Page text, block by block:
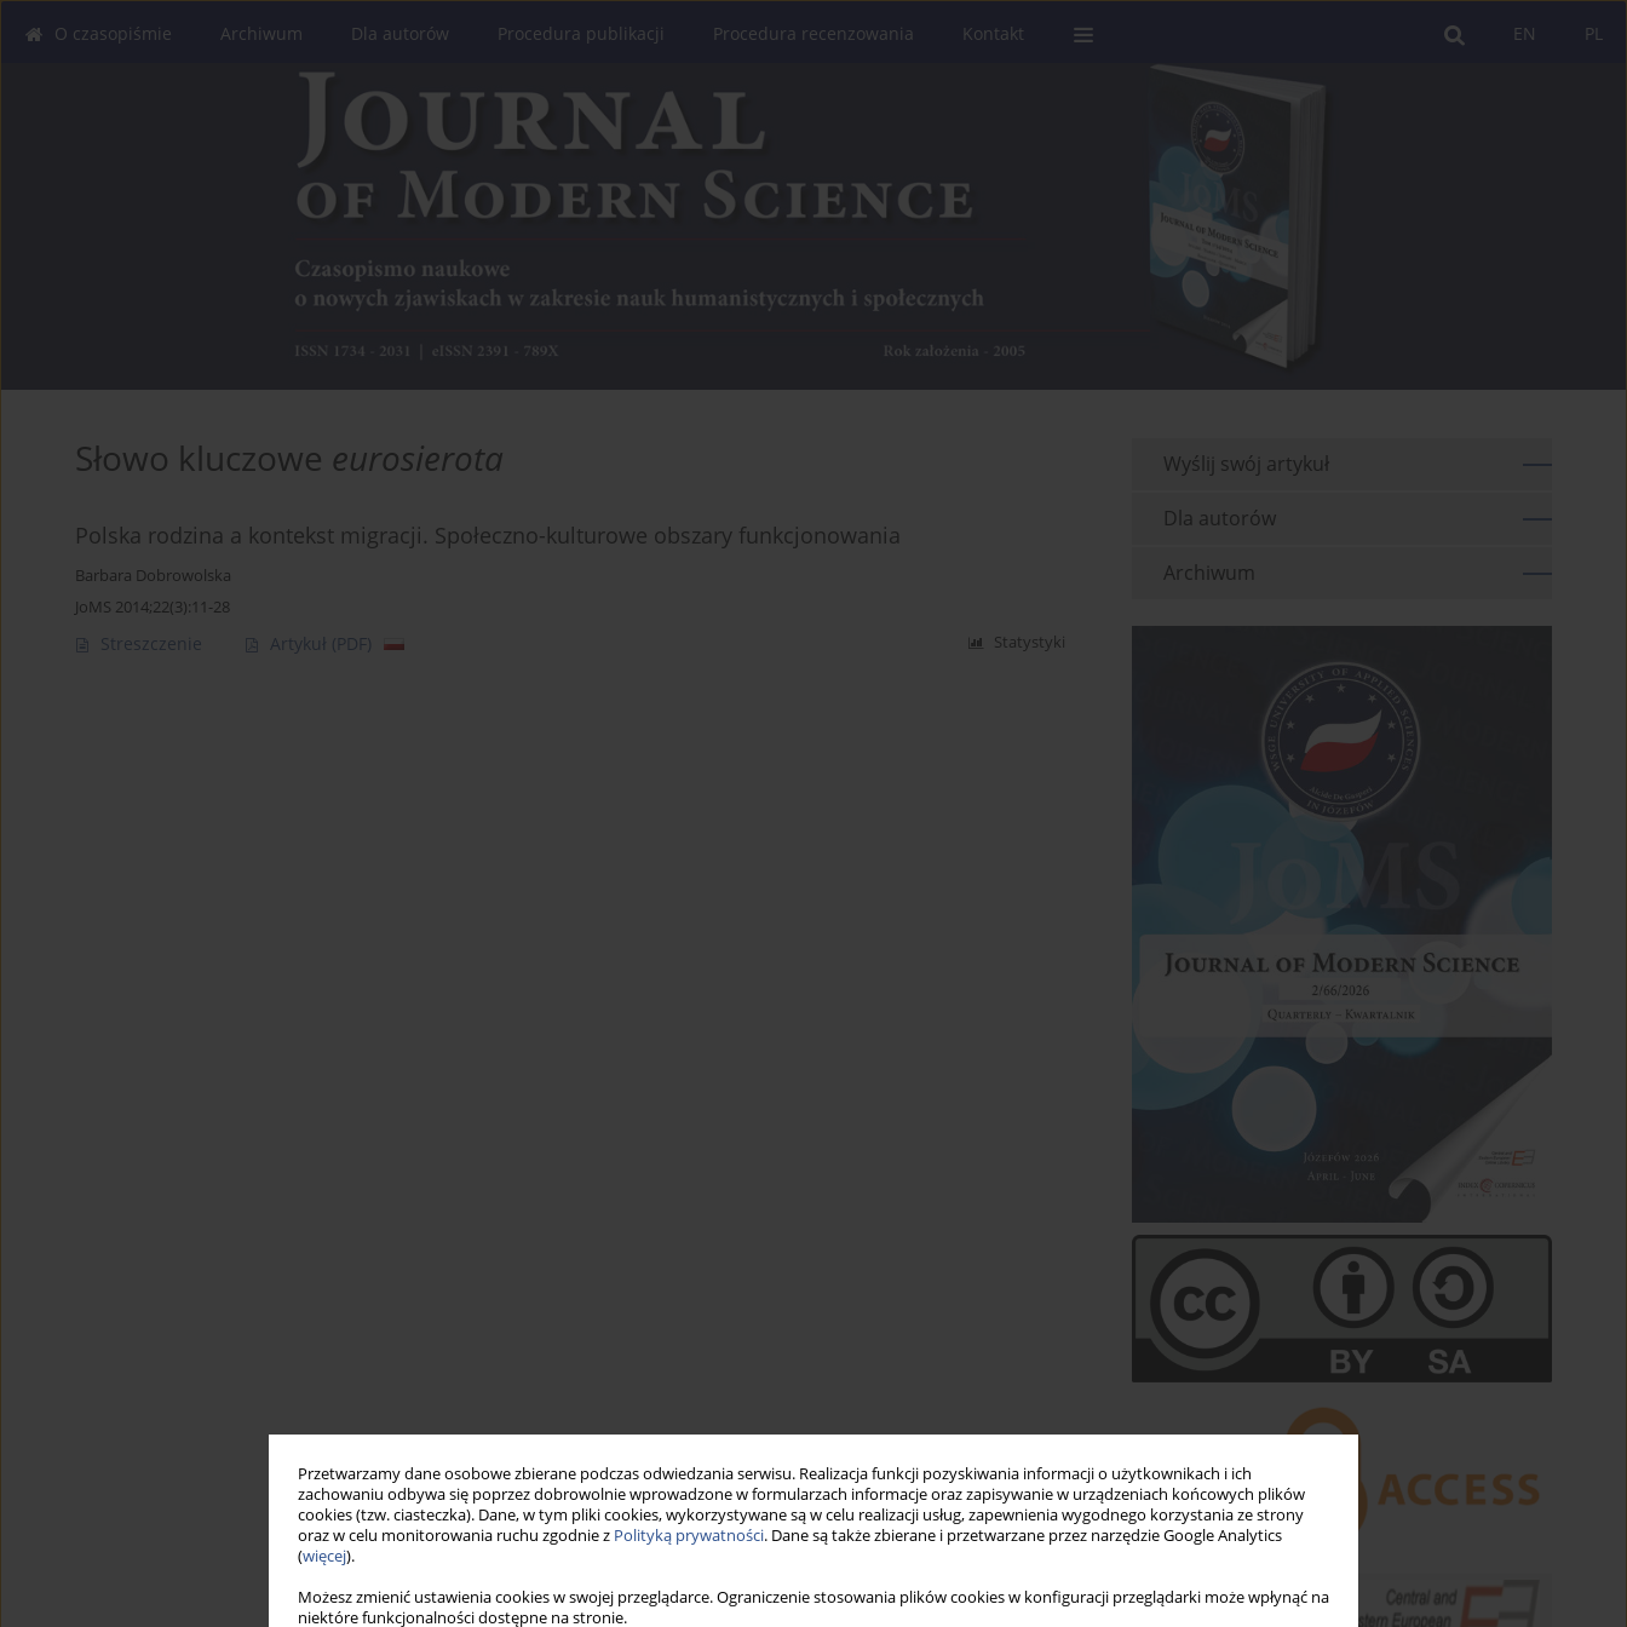
Przetwarzamy dane osobowe zbierane podczas odwiedzania serwisu. Realizacja funkcji pozyskiwania informacji o użytkownikach i ich
zachowaniu odbywa się poprzez dobrowolnie wprowadzone w formularzach informacje oraz zapisywanie w urządzeniach końcowych plików
cookies (tzw. ciasteczka). Dane, w tym pliki cookies, wykorzystywane są w celu realizacji usług, zapewnienia wygodnego korzystania ze strony
oraz w celu monitorowania ruchu zgodnie z Polityką prywatności. Dane są także zbierane i przetwarzane przez narzędzie Google Analytics
(więcej).
Możesz zmienić ustawienia cookies w swojej przeglądarce. Ograniczenie stosowania plików cookies w konfiguracji przeglądarki może wpłynąć na
niektóre funkcjonalności dostępne na stronie.
PL
EN
O czasopiśmie Archiwum Dla autorów Procedura publikacji Procedura recenzowania Kontakt
Słowo kluczowe eurosierota
Polska rodzina a kontekst migracji. Społeczno-kulturowe obszary funkcjonowania
Barbara Dobrowolska
JoMS 2014;22(3):11-28
Streszczenie Artykuł (PDF) Statystyki
Wyślij swój artykuł
Dla autorów
Archiwum